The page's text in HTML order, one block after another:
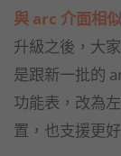
與 arc 介面相似
升級之後，大
是跟新一批的
功能表，改為
置，也支援更